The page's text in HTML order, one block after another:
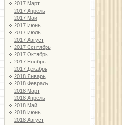
2017 Март
2017 Апрель
2017 Май
2017 Июнь
2017 Июль
2017 Август
2017 Сентябрь
2017 Октябрь
2017 Ноябрь
2017 Декабрь
2018 Январь
2018 Февраль
2018 Март
2018 Апрель
2018 Май
2018 Июнь
2018 Август